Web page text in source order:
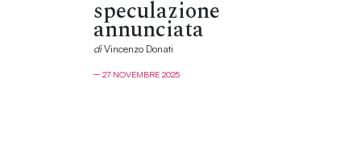
speculazione
annunciata
diVincenzo Donati
─ 27 NOVEMBRE 2025